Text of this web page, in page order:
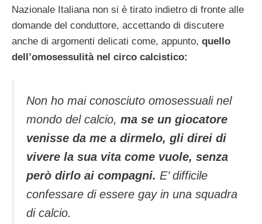
Nazionale Italiana non si è tirato indietro di fronte alle
domande del conduttore, accettando di discutere
anche di argomenti delicati come, appunto, quello
dell’omosessulità nel circo calcistico:
Non ho mai conosciuto omosessuali nel
mondo del calcio, ma se un giocatore
venisse da me a dirmelo, gli direi di
vivere la sua vita come vuole, senza
però dirlo ai compagni. E’ difficile
confessare di essere gay in una squadra
di calcio.